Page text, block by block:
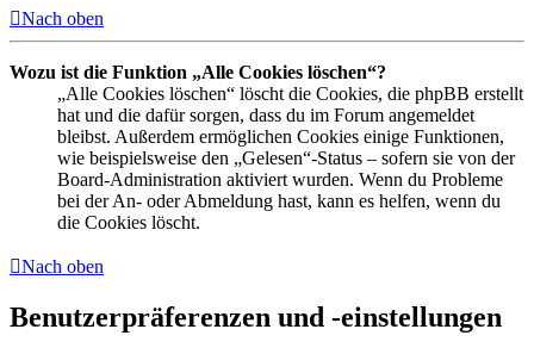
Nach oben
Wozu ist die Funktion „Alle Cookies löschen“?
„Alle Cookies löschen“ löscht die Cookies, die phpBB erstellt
hat und die dafür sorgen, dass du im Forum angemeldet
bleibst. Außerdem ermöglichen Cookies einige Funktionen,
wie beispielsweise den „Gelesen“-Status – sofern sie von der
Board-Administration aktiviert wurden. Wenn du Probleme
bei der An- oder Abmeldung hast, kann es helfen, wenn du
die Cookies löscht.
Nach oben
Benutzerpräferenzen und -einstellungen